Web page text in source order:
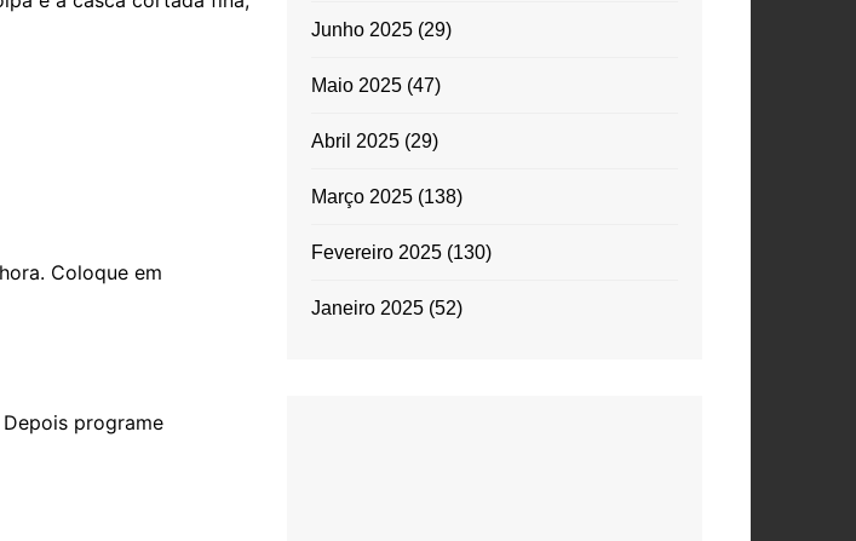
Coloque em
programe
Junho 2025(29)
Maio 2025(47)
Abril 2025(29)
Março 2025(138)
Fevereiro 2025(130)
Janeiro 2025(52)